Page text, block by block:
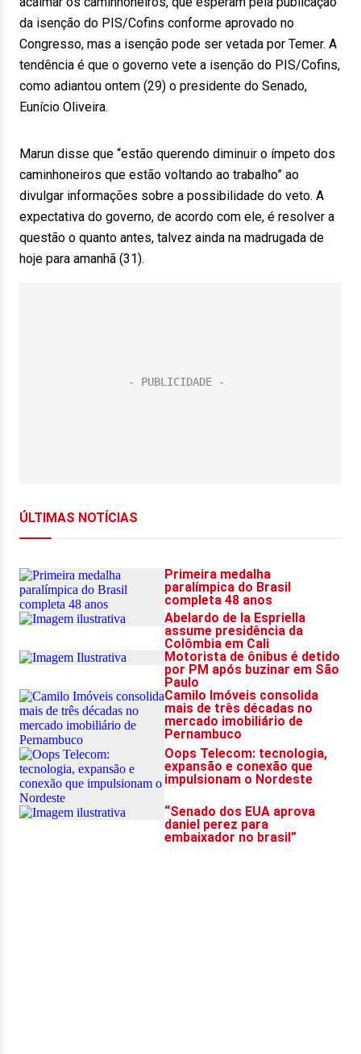
da isenção do PIS/Cofins conforme aprovado no
Congresso, mas a isenção pode ser vetada por Temer. A
tendência é que o governo vete a isenção do PIS/Cofins,
como adiantou ontem (29) o presidente do Senado,
Eunício Oliveira.
Marun disse que “estão querendo diminuir o ímpeto dos
caminhoneiros que estão voltando ao trabalho” ao
divulgar informações sobre a possibilidade do veto. A
expectativa do governo, de acordo com ele, é resolver a
questão o quanto antes, talvez ainda na madrugada de
hoje para amanhã (31).